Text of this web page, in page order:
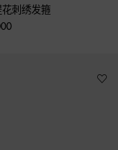
花刺绣发箍